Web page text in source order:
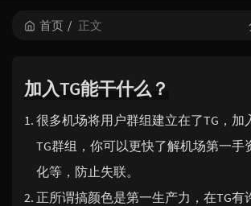
首页 正文
加入TG能干什么？
很多机场将用户群组建立在了TG，加
TG群组，你可以更快了解机场第一手
化等，防止失联。
正所谓搞颜色是第一生产力，在TG有